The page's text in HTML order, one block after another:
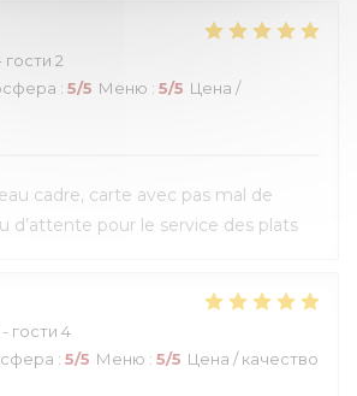
гости 2
: 5/5 Меню : 5/5 Цена /
cadre, carte avec pas mal de
d’attente pour le service des plats
- гости 4
: 5/5 Меню : 5/5 Цена / качество